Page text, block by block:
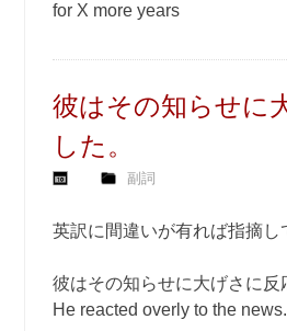
for X more years
彼はその知らせに
した。
副詞
英訳に間違いが有れば指摘し
彼はその知らせに大げさに反
He reacted overly to the news.